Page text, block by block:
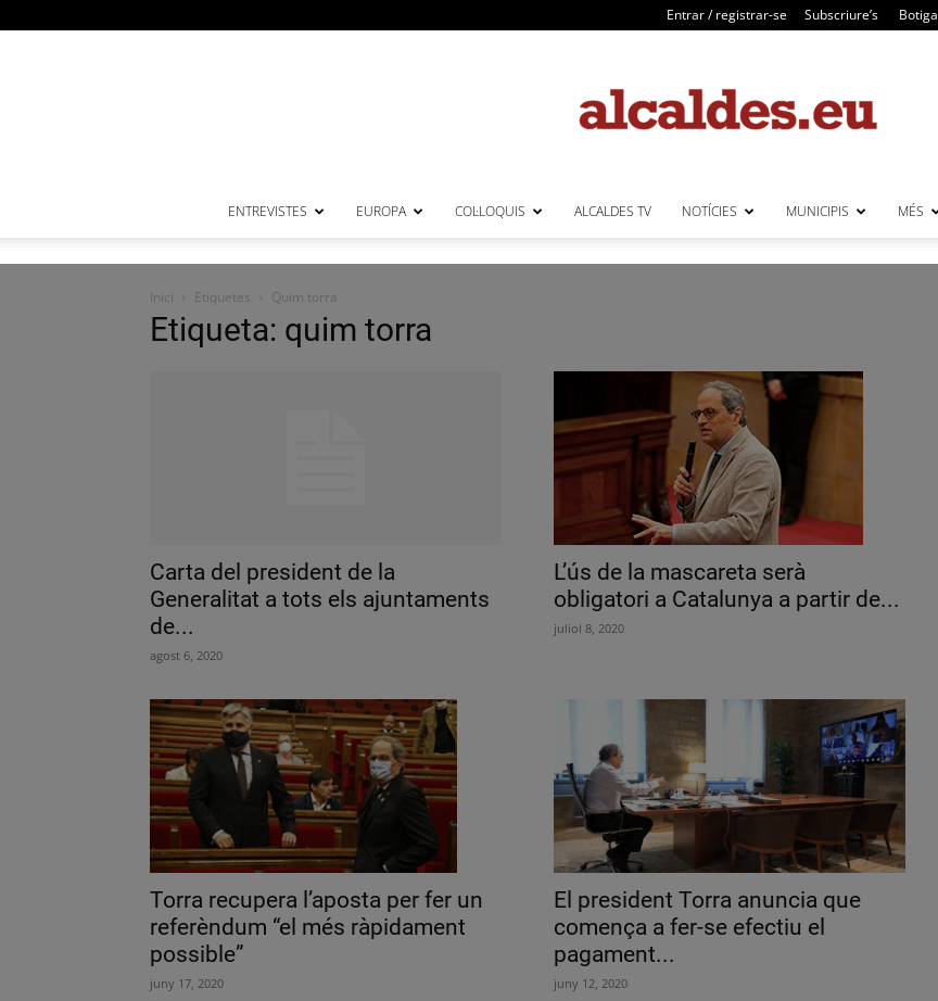
Entrar / registrar-se Subscriure’s Botiga
ENTREVISTES EUROPA COL·LOQUIS ALCALDES TV NOTÍCIES MUNICIPIS MÉS
Inici Etiquetes Quim torra
Etiqueta: quim torra
Carta del president de la
Generalitat a tots els ajuntaments
de...
agost 6, 2020
L’ús de la mascareta serà
obligatori a Catalunya a partir de...
juliol 8, 2020
Torra recupera l’aposta per fer un
referèndum “el més ràpidament
possible”
juny 17, 2020
El president Torra anuncia que
comença a fer-se efectiu el
pagament...
juny 12, 2020